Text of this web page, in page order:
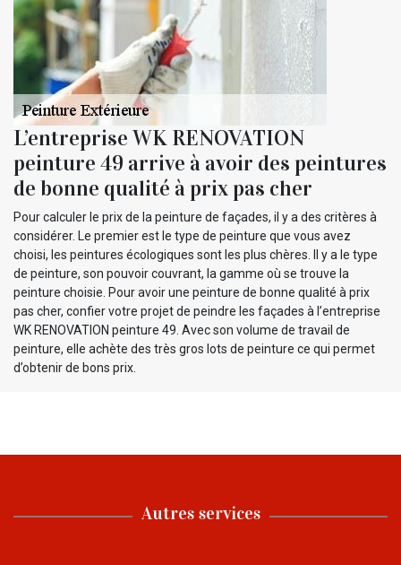
L’entreprise WK RENOVATION
peinture 49 arrive à avoir des peintures
de bonne qualité à prix pas cher
Pour calculer le prix de la peinture de façades, il y a des critères à
considérer. Le premier est le type de peinture que vous avez
choisi, les peintures écologiques sont les plus chères. Il y a le type
de peinture, son pouvoir couvrant, la gamme où se trouve la
peinture choisie. Pour avoir une peinture de bonne qualité à prix
pas cher, confier votre projet de peindre les façades à l’entreprise
WK RENOVATION peinture 49. Avec son volume de travail de
peinture, elle achète des très gros lots de peinture ce qui permet
d’obtenir de bons prix.
Autres services